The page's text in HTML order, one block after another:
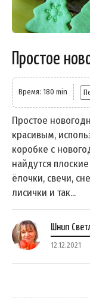
Простое
Время: 180 min
Простое
красивым,
коробке с
найдутся
ёлочки, свечи,
лисички и так...
Шнип
12.12.2021